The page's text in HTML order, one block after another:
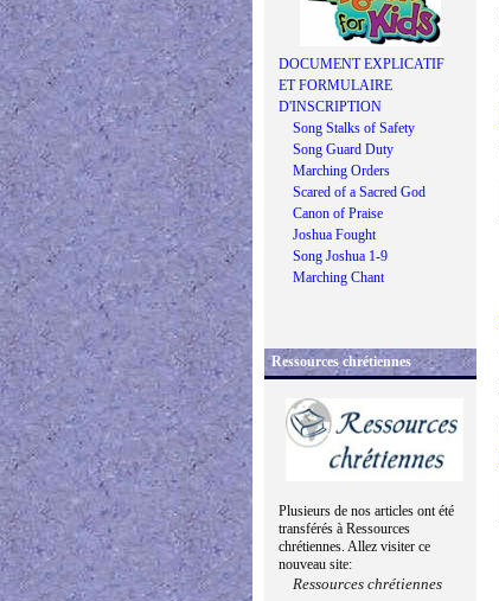
DOCUMENT EXPLICATIF
ET FORMULAIRE
D'INSCRIPTION
Song Stalks of Safety
Song Guard Duty
Marching Orders
Scared of a Sacred God
Canon of Praise
Joshua Fought
Song Joshua 1-9
Marching Chant
Ressources chrétiennes
Plusieurs de nos articles ont été
transférés à Ressources
chrétiennes. Allez visiter ce
nouveau site:
Ressources chrétiennes